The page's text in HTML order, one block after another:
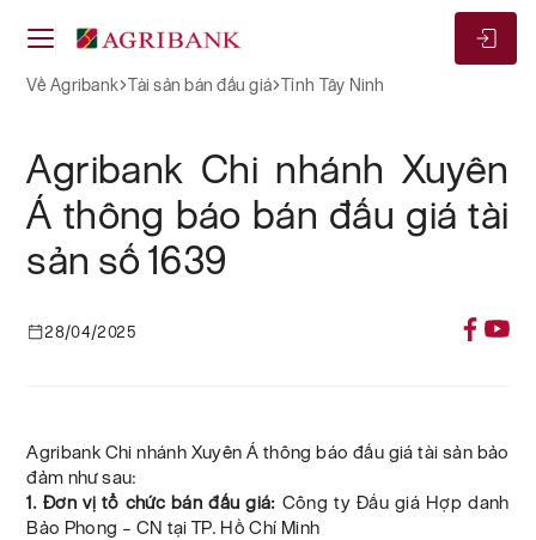
Về Agribank Tài sản bán đấu giá Tỉnh Tây Ninh
Agribank Chi nhánh Xuyên
Á thông báo bán đấu giá tài
sản số 1639
28/04/2025
Agribank Chi nhánh Xuyên Á thông báo đấu giá tài sản bảo
đảm như sau:
1. Đơn vị tổ chức bán đấu giá: Công ty Đấu giá Hợp danh
Bảo Phong – CN tại TP. Hồ Chí Minh